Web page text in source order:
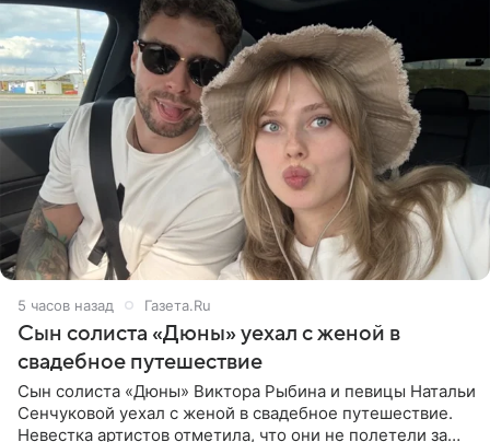
5 часов назад Газета.Ru
Сын солиста «Дюны» уехал с женой в
свадебное путешествие
Сын солиста «Дюны» Виктора Рыбина и певицы Натальи
Сенчуковой уехал с женой в свадебное путешествие.
Невестка артистов отметила, что они не полетели за